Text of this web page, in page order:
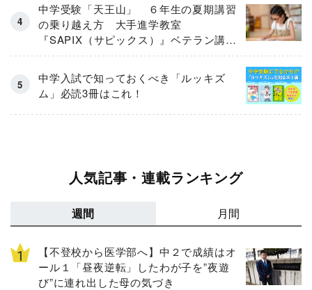
中学受験「天王山」 ６年生の夏期講習
の乗り越え方 大手進学教室
『SAPIX（サピックス）』ベテラン講師
が伝授
中学入試で知っておくべき「ルッキズ
ム」必読3冊はこれ！
人気記事・連載ランキング
週間 月間
【不登校から医学部へ】中２で成績はオ
ール１「昼夜逆転」したわが子を”夜遊
び”に連れ出した母の気づき